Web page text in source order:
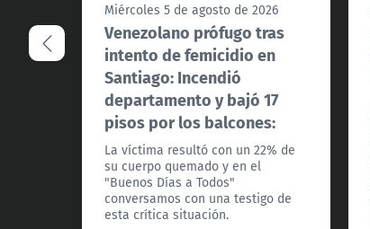
Miércoles 5 de agosto de 2026
Venezolano prófugo tras
intento de femicidio en
Santiago: Incendió
departamento y bajó 17
pisos por los balcones:
La víctima resultó con un 22% de
su cuerpo quemado y en el
"Buenos Días a Todos"
conversamos con una testigo de
esta crítica situación.